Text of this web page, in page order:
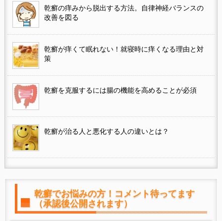
乾癬の痒みから脱出する方法。自律神経バランスの
改善を図る
乾癬が痒くて眠れない！就寝時に痒くなる理由と対
策
乾癬を克服するには腸の機能を高めることが必須
乾癬が治る人と悪化する人の違いとは？
乾癬でお悩みの方！コメント待ってます
（承認後公開されます）